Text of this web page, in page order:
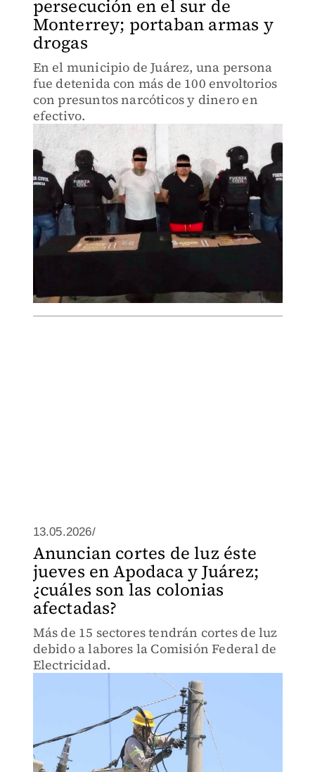
persecución en el sur de
Monterrey; portaban armas y
drogas
En el municipio de Juárez, una persona
fue detenida con más de 100 envoltorios
con presuntos narcóticos y dinero en
efectivo.
13.05.2026/
Anuncian cortes de luz éste
jueves en Apodaca y Juárez;
¿cuáles son las colonias
afectadas?
Más de 15 sectores tendrán cortes de luz
debido a labores la Comisión Federal de
Electricidad.